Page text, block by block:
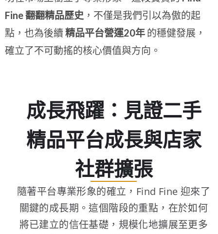
Fine 翻翻精品歷史 ，不僅是我們引以為傲的起
點，也為後續 精品平台營運20年 的穩健發展，
確立了不可動搖的核心價值與方向。
成長飛躍：見證二手
精品平台成長與店家
社群擴張
隨著平台專業形象的確立，Find Fine 迎來了
關鍵的成長期。這個階段的重點，在於如何
將已建立的信任基礎，規模化地擴展至更多